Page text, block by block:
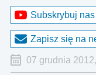
Subskrybuj
Zapisz się na
07 grudnia